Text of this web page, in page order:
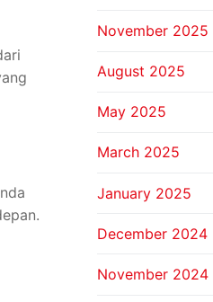
November 2025
August 2025
May 2025
March 2025
January 2025
December 2024
November 2024